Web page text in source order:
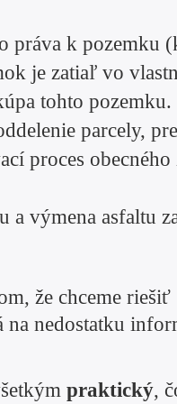
práva k pozemku
je zatiaľ vo
tohto
parcely,
proces
a výmena asfaltu
že chceme
na nedostatku
praktický,